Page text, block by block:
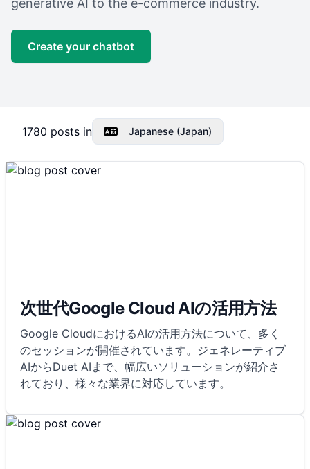
generative AI to the e-commerce industry.
Create your chatbot
1780 posts in Japanese (Japan)
次世代Google Cloud AIの活用方法
Google CloudにおけるAIの活用方法について、多く
のセッションが開催されています。ジェネレーティブ
AIからDuet AIまで、幅広いソリューションが紹介さ
れており、様々な業界に対応しています。